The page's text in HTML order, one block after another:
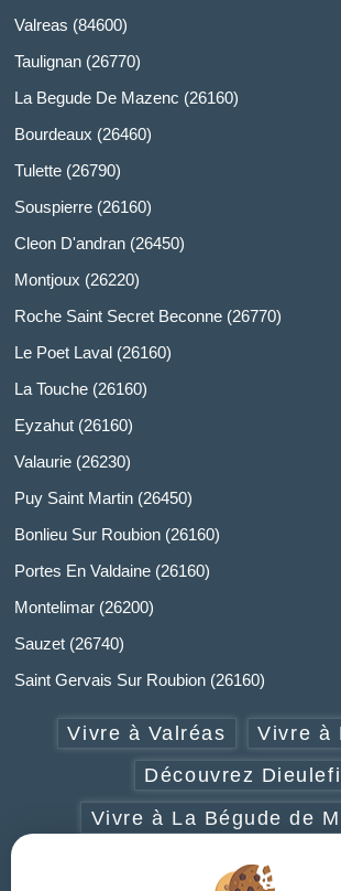
Valreas (84600)
Taulignan (26770)
La Begude De Mazenc (26160)
Bourdeaux (26460)
Tulette (26790)
Souspierre (26160)
Cleon D'andran (26450)
Montjoux (26220)
Roche Saint Secret Beconne (26770)
Le Poet Laval (26160)
La Touche (26160)
Eyzahut (26160)
Valaurie (26230)
Puy Saint Martin (26450)
Bonlieu Sur Roubion (26160)
Portes En Valdaine (26160)
Montelimar (26200)
Sauzet (26740)
Saint Gervais Sur Roubion (26160)
Vivre à Valréas
Vivre à
Découvrez
Vivre à La Bégude de
Vivre à Grignan-